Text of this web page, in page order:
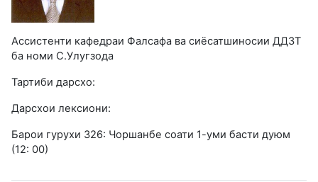
Ассистенти кафедраи Фалсафа ва сиёсатшиносии ДДЗТ
ба номи С.Улугзода
Тартиби дарсхо:
Дарсхои лексиони:
Барои гурухи 326: Чоршанбе соати 1-уми басти дуюм
(12: 00)